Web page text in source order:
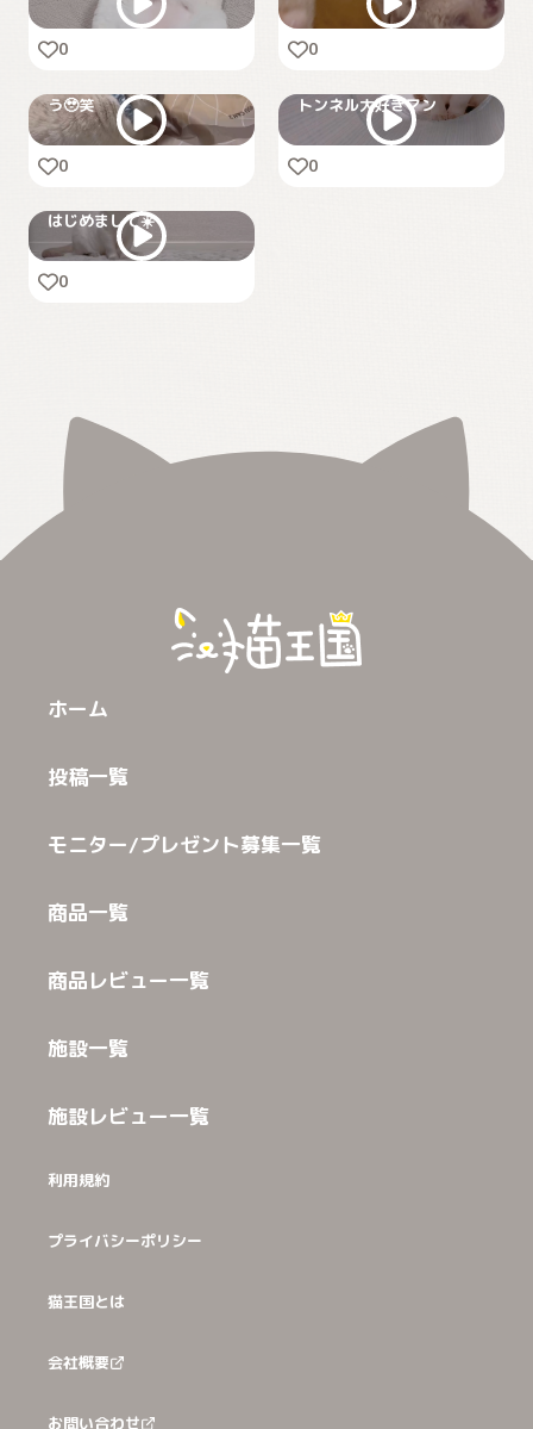
0
0
う🥹笑
0
トンネル大好きマン
0
はじめまして☀️
0
ホーム
投稿一覧
モニター/プレゼント募集一覧
商品一覧
商品レビュー一覧
施設一覧
施設レビュー一覧
利用規約
プライバシーポリシー
猫王国とは
会社概要
お問い合わせ